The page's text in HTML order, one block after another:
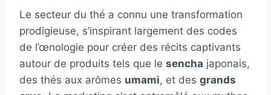
Le secteur du thé a connu une transformation
prodigieuse, s’inspirant largement des codes
de l’œnologie pour créer des récits captivants
autour de produits tels que le sencha japonais,
des thés aux arômes umami, et des grands